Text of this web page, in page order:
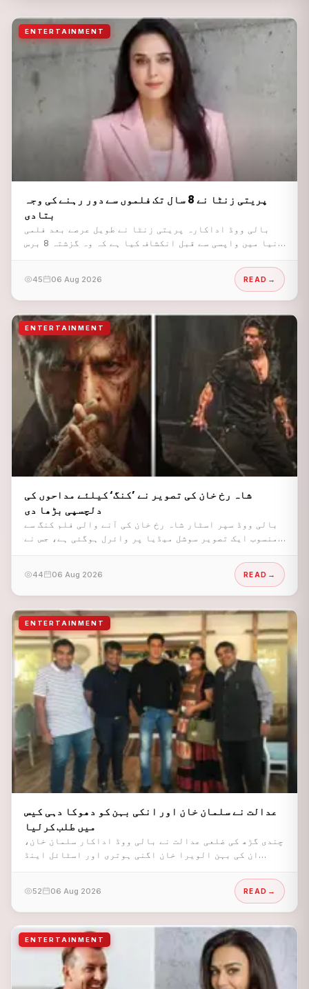
ENTERTAINMENT
پریتی زنٹا نے 8 سال تک فلموں سے دور رہنے کی وجہ
بتادی
بالی ووڈ اداکارہ پریتی زنٹا نے طویل عرصے بعد فلمی
دنیا میں واپسی سے قبل انکشاف کیا ہے کہ وہ گزشتہ 8 برس
45 06 Aug 2026 READ
ENTERTAINMENT
شاہ رخ خان کی تصویر نے ’کنگ‘ کیلئے مداحوں کی
دلچسپی بڑھا دی
بالی ووڈ سپر اسٹار شاہ رخ خان کی آنے والی فلم کنگ سے
منسوب ایک تصویر سوشل میڈیا پر وائرل ہوگئی ہے، جس نے
44 06 Aug 2026 READ
ENTERTAINMENT
عدالت نے سلمان خان اور انکی بہن کو دھوکا دہی کیس
میں طلب کرلیا
چندی گڑھ کی ضلعی عدالت نے بالی ووڈ اداکار سلمان خان،
ان کی بہن الویرا خان اگنی ہوتری اور اسٹائل اینڈ
52 06 Aug 2026 READ
ENTERTAINMENT